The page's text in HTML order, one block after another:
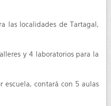
las localidades de Tartagal,
y 4 laboratorios para la
escuela, contará con 5 aulas